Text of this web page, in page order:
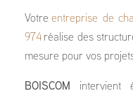
Votreentreprise de
974 réalise des
mesure pour vos
BOISCOM intervient